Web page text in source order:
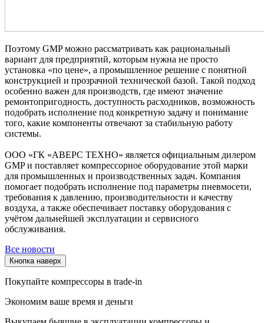
Поэтому GMP можно рассматривать как рациональный
вариант для предприятий, которым нужна не просто
установка «по цене», а промышленное решение с понятной
конструкцией и прозрачной технической базой. Такой подход
особенно важен для производств, где имеют значение
ремонтопригодность, доступность расходников, возможность
подобрать исполнение под конкретную задачу и понимание
того, какие компоненты отвечают за стабильную работу
системы.
ООО «ГК «АВЕРС ТЕХНО» является официальным дилером
GMP и поставляет компрессорное оборудование этой марки
для промышленных и производственных задач. Компания
помогает подобрать исполнение под параметры пневмосети,
требования к давлению, производительности и качеству
воздуха, а также обеспечивает поставку оборудования с
учётом дальнейшей эксплуатации и сервисного
обслуживания.
Все новости
Кнопка наверх
Покупайте компрессоры в trade-in
Экономим ваше время и деньги